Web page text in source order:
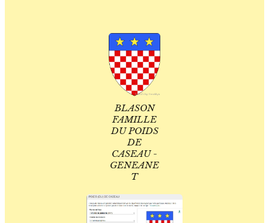
BLASON
FAMILLE
DU POIDS
DE
CASEAU -
GENEANE
T